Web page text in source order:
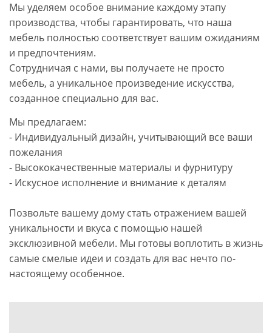
Мы уделяем особое внимание каждому этапу
производства, чтобы гарантировать, что наша
мебель полностью соответствует вашим ожиданиям
и предпочтениям.
Сотрудничая с нами, вы получаете не просто
мебель, а уникальное произведение искусства,
созданное специально для вас.
Мы предлагаем:
- Индивидуальный дизайн, учитывающий все ваши
пожелания
- Высококачественные материалы и фурнитуру
- Искусное исполнение и внимание к деталям
Позвольте вашему дому стать отражением вашей
уникальности и вкуса с помощью нашей
эксклюзивной мебели. Мы готовы воплотить в жизнь
самые смелые идеи и создать для вас нечто по-
настоящему особенное.